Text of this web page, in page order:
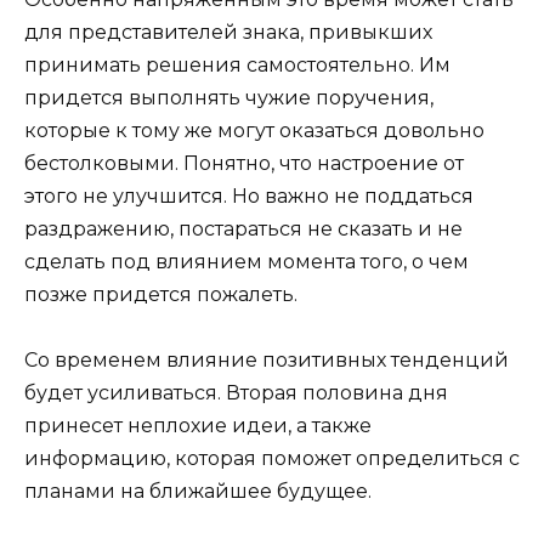
для представителей знака, привыкших
принимать решения самостоятельно. Им
придется выполнять чужие поручения,
которые к тому же могут оказаться довольно
бестолковыми. Понятно, что настроение от
этого не улучшится. Но важно не поддаться
раздражению, постараться не сказать и не
сделать под влиянием момента того, о чем
позже придется пожалеть.
Со временем влияние позитивных тенденций
будет усиливаться. Вторая половина дня
принесет неплохие идеи, а также
информацию, которая поможет определиться с
планами на ближайшее будущее.